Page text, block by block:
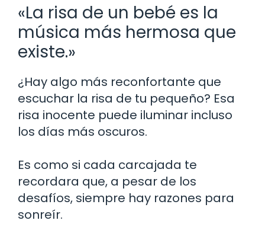
«La risa de un bebé es la
música más hermosa que
existe.»
¿Hay algo más reconfortante que
escuchar la risa de tu pequeño? Esa
risa inocente puede iluminar incluso
los días más oscuros.
Es como si cada carcajada te
recordara que, a pesar de los
desafíos, siempre hay razones para
sonreír.